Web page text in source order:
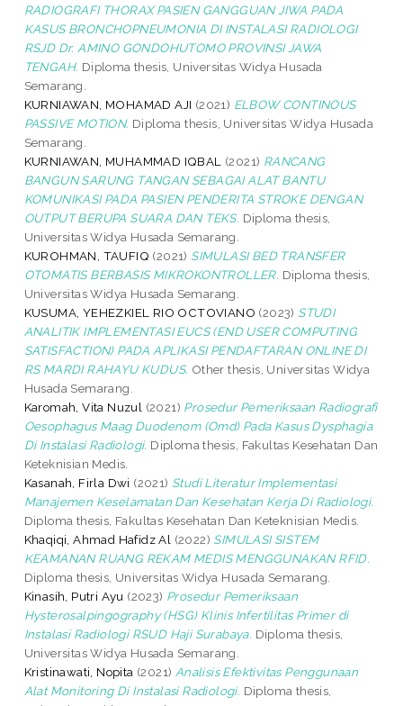
RADIOGRAFI THORAX PASIEN GANGGUAN JIWA PADA
KASUS BRONCHOPNEUMONIA DI INSTALASI RADIOLOGI
RSJD Dr. AMINO GONDOHUTOMO PROVINSI JAWA
TENGAH. Diploma thesis, Universitas Widya Husada
Semarang.
KURNIAWAN, MOHAMAD AJI (2021) ELBOW CONTINOUS
PASSIVE MOTION. Diploma thesis, Universitas Widya Husada
Semarang.
KURNIAWAN, MUHAMMAD IQBAL
(2021) RANCANG
BANGUN SARUNG TANGAN SEBAGAI ALAT BANTU
KOMUNIKASI PADA PASIEN PENDERITA STROKE DENGAN
OUTPUT BERUPA SUARA DAN TEKS. Diploma thesis,
Universitas Widya Husada Semarang.
KUROHMAN, TAUFIQ (2021) SIMULASI BED TRANSFER
OTOMATIS BERBASIS MIKROKONTROLLER. Diploma thesis,
Universitas Widya Husada Semarang.
KUSUMA, YEHEZKIEL RIO OCTOVIANO (2023) STUDI
ANALITIK IMPLEMENTASI EUCS (END USER COMPUTING
SATISFACTION) PADA APLIKASI PENDAFTARAN ONLINE DI
RS MARDI RAHAYU KUDUS. Other thesis, Universitas Widya
Husada Semarang.
Karomah, Vita Nuzul (2021) Prosedur Pemeriksaan Radiografi
Oesophagus Maag Duodenom (Omd) Pada Kasus Dysphagia
Di Instalasi Radiologi. Diploma thesis, Fakultas Kesehatan Dan
Keteknisian Medis.
Kasanah, Firla Dwi (2021) Studi Literatur Implementasi
Manajemen Keselamatan Dan Kesehatan Kerja Di Radiologi.
Diploma thesis, Fakultas Kesehatan Dan Keteknisian Medis.
Khaqiqi, Ahmad Hafidz Al (2022) SIMULASI SISTEM
KEAMANAN RUANG REKAM MEDIS MENGGUNAKAN RFID.
Diploma thesis, Universitas Widya Husada Semarang.
Kinasih, Putri Ayu (2023) Prosedur Pemeriksaan
Hysterosalpingography (HSG) Klinis Infertilitas Primer di
Instalasi Radiologi RSUD Haji Surabaya. Diploma thesis,
Universitas Widya Husada Semarang.
Kristinawati, Nopita (2021) Analisis Efektivitas Penggunaan
Alat Monitoring Di Instalasi Radiologi. Diploma thesis,